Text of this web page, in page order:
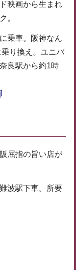
映画から生まれ
。
乗車。阪神なん
り換え。ユニバ
良駅から約1時
屈指の旨い店が
波駅下車。所要